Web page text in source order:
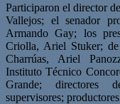
Participaron el director
Vallejos; el senador
Armando Gay; los
Criolla, Ariel Stuker;
Charrúas, Ariel
Instituto Técnico
Grande; directores
supervisores;